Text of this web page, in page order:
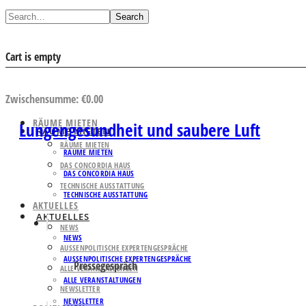
Search
Cart is empty
Zwischensumme:€0.00
RÄUME MIETEN
RÄUME MIETEN
DAS CONCORDIA HAUS
TECHNISCHE AUSSTATTUNG
AKTUELLES
NEWS
AUSSENPOLITISCHE EXPERTENGESPRÄCHE
ALLE VERANSTALTUNGEN
NEWSLETTER
RÄUME MIETEN
RÄUME MIETEN
DAS CONCORDIA HAUS
TECHNISCHE AUSSTATTUNG
AKTUELLES
NEWS
AUSSENPOLITISCHE EXPERTENGESPRÄCHE
ALLE VERANSTALTUNGEN
NEWSLETTER
Lungengesundheit und saubere Luft
Pressegespräch